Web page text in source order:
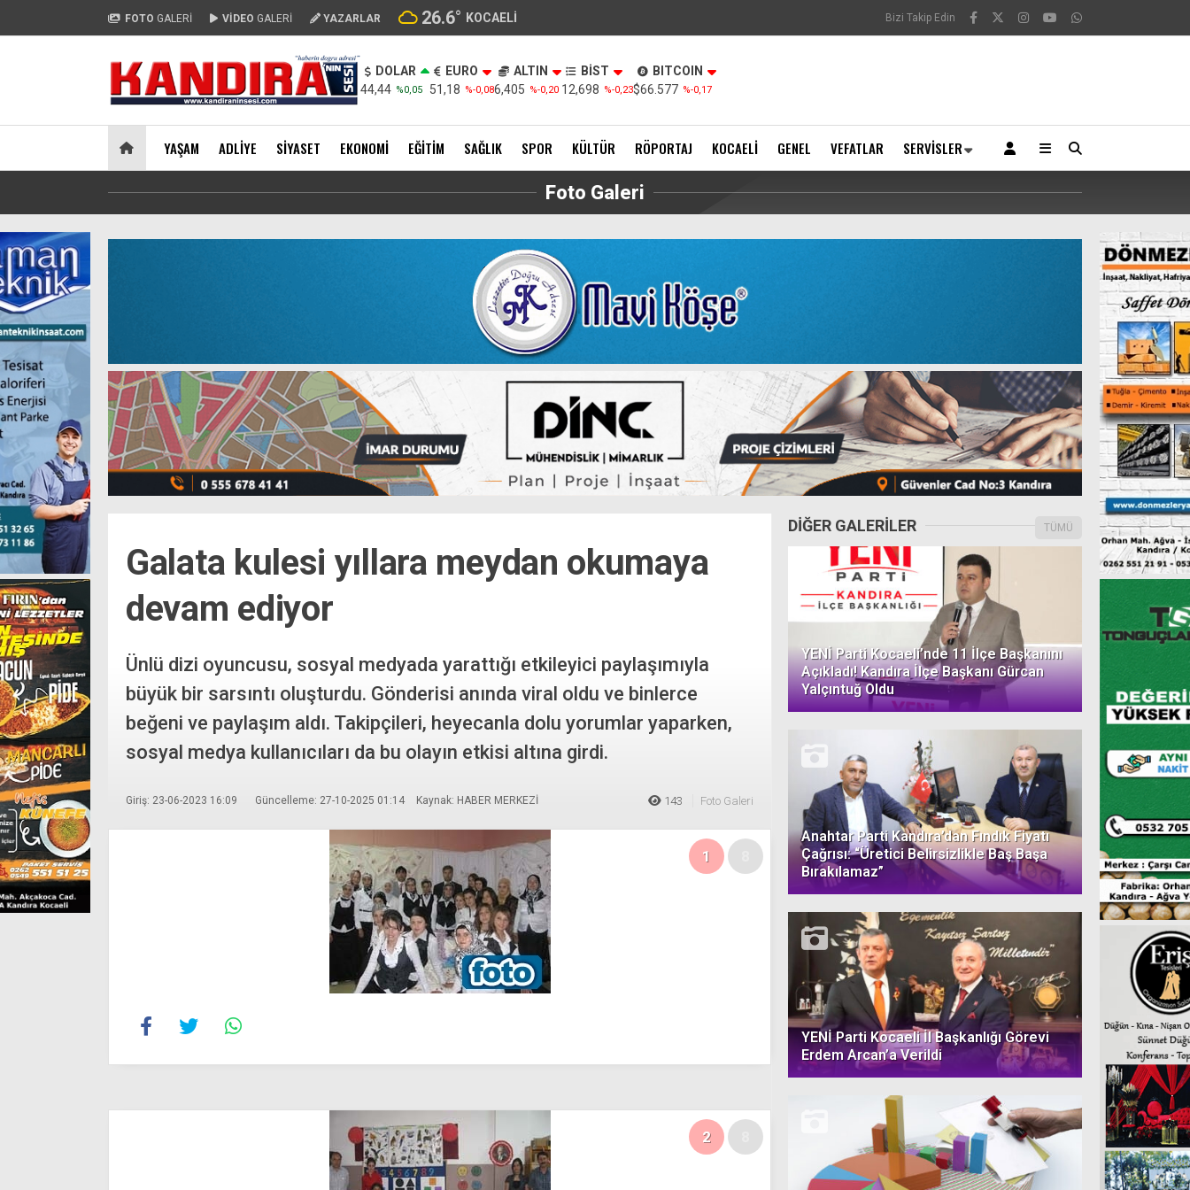
FOTO GALERİ VİDEO GALERİ YAZARLAR 26.6° KOCAELI Bizi Takip Edin
DOLAR
44,44 %0,05
EURO
51,18 %-0,08
ALTIN
6,405 %-0,20
BİST
12,698 %-0,23
BITCOIN
$66.577 %-0,17
YAŞAM ADLIYE SIYASET EKONOMI EĞITIM SAĞLIK SPOR KÜLTÜR RÖPORTAJ KOCAELI GENEL VEFATLAR SERVISLER
Foto Galeri
Galata kulesi yıllara meydan okumaya
devam ediyor
Ünlü dizi oyuncusu, sosyal medyada yarattığı etkileyici paylaşımıyla
büyük bir sarsıntı oluşturdu. Gönderisi anında viral oldu ve binlerce
beğeni ve paylaşım aldı. Takipçileri, heyecanla dolu yorumlar yaparken,
sosyal medya kullanıcıları da bu olayın etkisi altına girdi.
Giriş: 23-06-2023 16:09 Güncelleme: 27-10-2025 01:14 Kaynak: HABER MERKEZİ 143 Foto Galeri
1
2
DİĞER GALERİLER TÜMÜ
YENİ Parti Kocaeli’nde 11 İlçe Başkanını
Açıkladı! Kandıra İlçe Başkanı Gürcan
Yalçıntuğ Oldu
Anahtar Parti Kandıra’dan Fındık Fiyatı
Çağrısı: “Üretici Belirsizlikle Baş Başa
Bırakılamaz”
YENİ Parti Kocaeli İl Başkanlığı Görevi
Erdem Arcan’a Verildi